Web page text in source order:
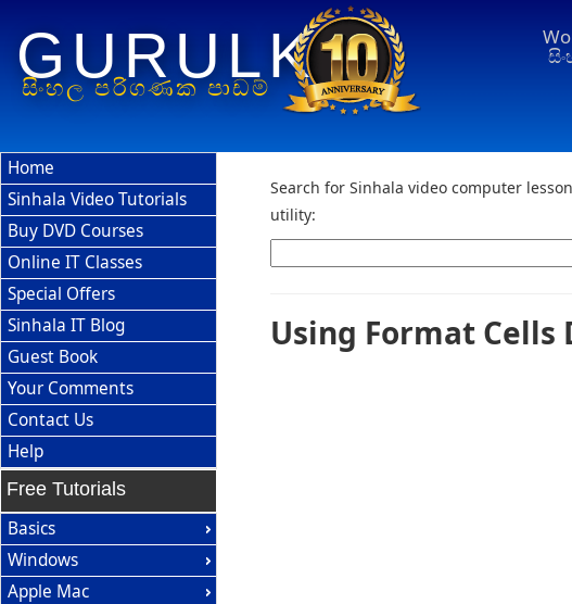
GURULK
සිංහල පරිගණක පාඩම්
Search for Sinhala video computer
utility:
Using Format Cells
Home
Sinhala Video Tutorials
Buy DVD Courses
Online IT Classes
Special Offers
Sinhala IT Blog
Guest Book
Your Comments
Contact Us
Help
Free Tutorials
Basics
Windows
Apple Mac